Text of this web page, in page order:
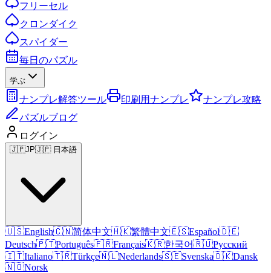
フリーセル
クロンダイク
スパイダー
毎日のパズル
学ぶ
ナンプレ解答ツール 印刷用ナンプレ
ナンプレ攻略
パズルブログ
ログイン
🇯🇵JP🇯🇵 日本語
🇺🇸English🇨🇳简体中文🇭🇰繁體中文🇪🇸Español🇩🇪
Deutsch🇵🇹Português🇫🇷Français🇰🇷한국어🇷🇺Русский
🇮🇹Italiano🇹🇷Türkçe🇳🇱Nederlands🇸🇪Svenska🇩🇰Dansk
🇳🇴Norsk